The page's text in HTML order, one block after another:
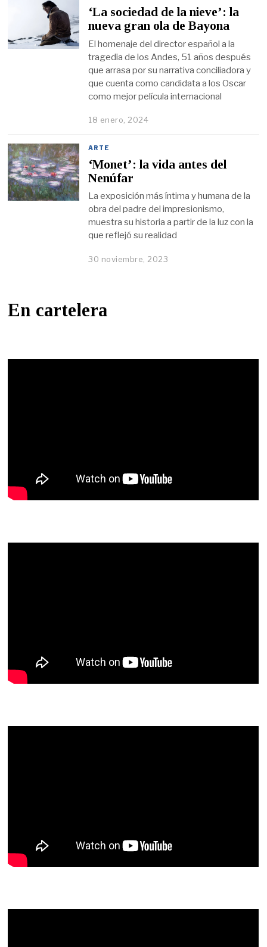
‘La sociedad de la nieve’: la
nueva gran ola de Bayona
El homenaje del director español a la
tragedia de los Andes, 51 años después
que arrasa por su narrativa conciliadora y
que cuenta como candidata a los Oscar
como mejor película internacional
18 enero, 2024
ARTE
‘Monet’: la vida antes del
Nenúfar
La exposición más íntima y humana de la
obra del padre del impresionismo,
muestra su historia a partir de la luz con la
que reflejó su realidad
30 noviembre, 2023
En cartelera